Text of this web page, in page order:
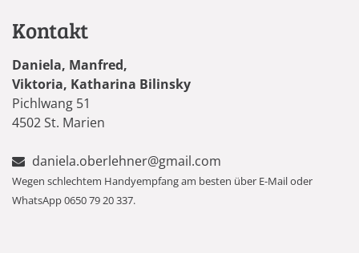
Kontakt
Daniela, Manfred,
Viktoria, Katharina Bilinsky
Pichlwang 51
4502 St. Marien
daniela.oberlehner@gmail.com
Wegen schlechtem Handyempfang am besten über E-Mail oder
WhatsApp 0650 79 20 337.